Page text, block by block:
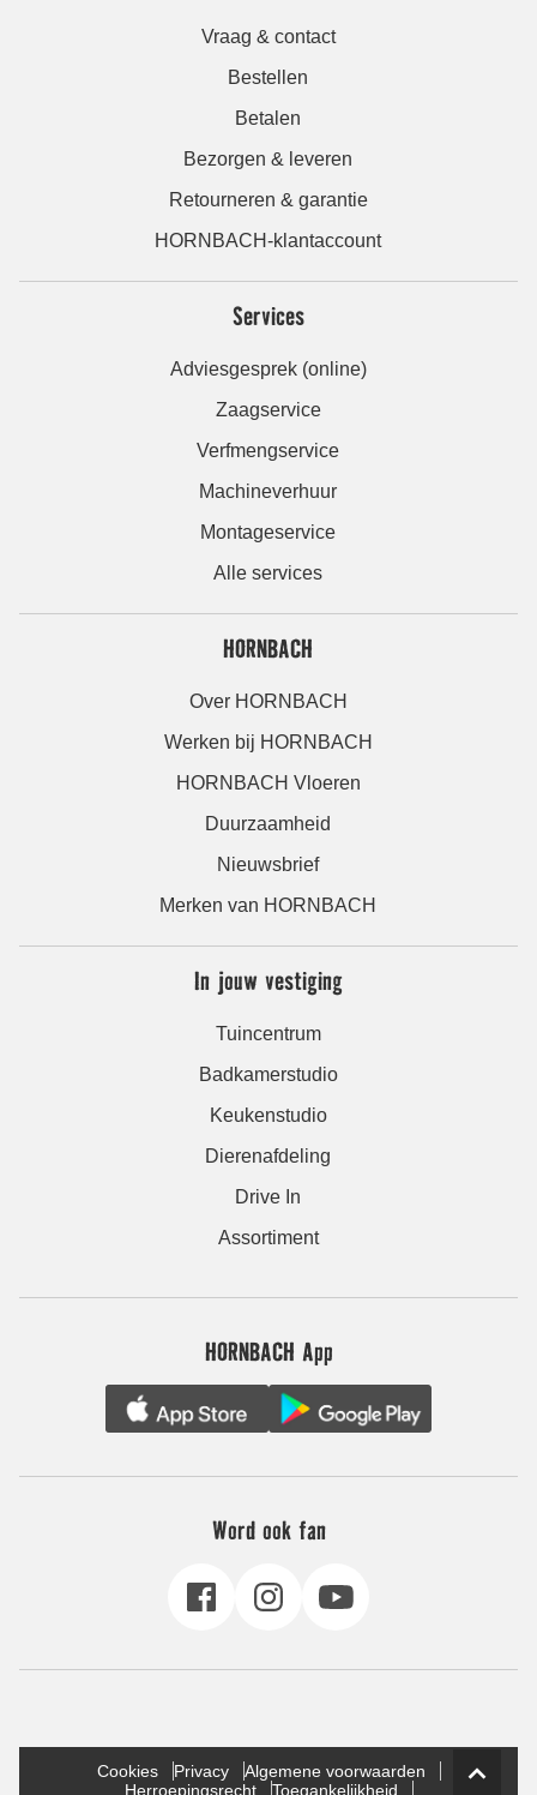
Vraag & contact
Bestellen
Betalen
Bezorgen & leveren
Retourneren & garantie
HORNBACH-klantaccount
Services
Adviesgesprek (online)
Zaagservice
Verfmengservice
Machineverhuur
Montageservice
Alle services
HORNBACH
Over HORNBACH
Werken bij HORNBACH
HORNBACH Vloeren
Duurzaamheid
Nieuwsbrief
Merken van HORNBACH
In jouw vestiging
Tuincentrum
Badkamerstudio
Keukenstudio
Dierenafdeling
Drive In
Assortiment
HORNBACH App
Word ook fan
Cookies Privacy
Algemene voorwaarden
Herroepingsrecht
Toegankelijkheid